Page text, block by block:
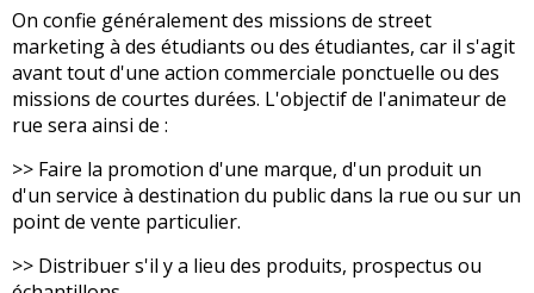
On confie généralement des missions de street
marketing à des étudiants ou des étudiantes, car il s'agit
avant tout d'une action commerciale ponctuelle ou des
missions de courtes durées. L'objectif de l'animateur de
rue sera ainsi de :
>> Faire la promotion d'une marque, d'un produit un
d'un service à destination du public dans la rue ou sur un
point de vente particulier.
>> Distribuer s'il y a lieu des produits, prospectus ou